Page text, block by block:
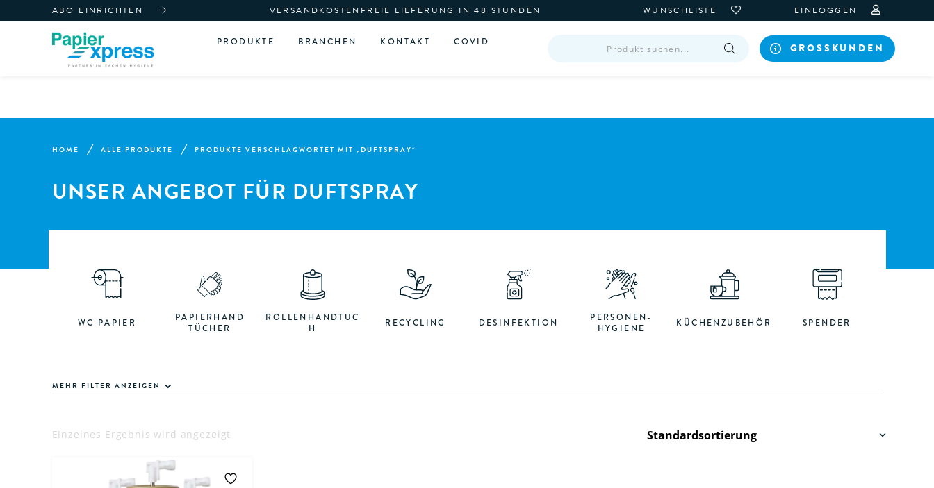
ABO EINRICHTEN VERSANDKOSTENFREIE LIEFERUNG IN 48 STUNDEN WUNSCHLISTE EINLOGGEN
PRODUKTE BRANCHEN KONTAKT COVID GROSSKUNDEN
HOME ALLE PRODUKTE PRODUKTE VERSCHLAGWORTET MIT „DUFTSPRAY“
UNSER ANGEBOT FÜR DUFTSPRAY
WC PAPIER
PAPIERHAND
TÜCHER
ROLLENHANDTUC
H
RECYCLING DESINFEKTION
PERSONEN-
HYGIENE
KÜCHENZUBEHÖR SPENDER
MEHR FILTER ANZEIGEN
Einzelnes Ergebnis wird angezeigt